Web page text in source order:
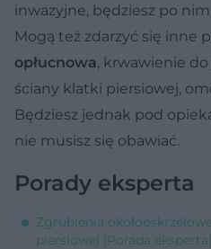
inwazyjne, będziesz po
Mogą też zdarzyć się inne
opłucnowa, krwawienie
ściany klatki piersiowej,
Będziesz jednak pod
nie musisz się obawiać.
Porady eksperta
Zgrubienia
piersiowej [Porada eksperta]